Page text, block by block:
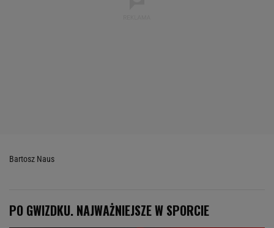
Bartosz Naus